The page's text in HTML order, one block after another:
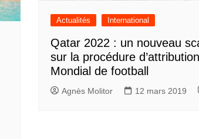
Actualités International
Qatar 2022 : un nouveau
sur la procédure
Mondial de football
Agnès Molitor 12 mars 2019